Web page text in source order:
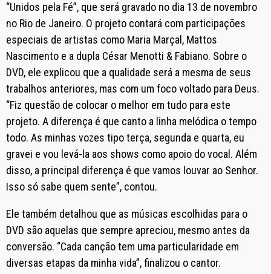
“Unidos pela Fé”, que será gravado no dia 13 de novembro
no Rio de Janeiro. O projeto contará com participações
especiais de artistas como Maria Marçal, Mattos
Nascimento e a dupla César Menotti & Fabiano. Sobre o
DVD, ele explicou que a qualidade será a mesma de seus
trabalhos anteriores, mas com um foco voltado para Deus.
“Fiz questão de colocar o melhor em tudo para este
projeto. A diferença é que canto a linha melódica o tempo
todo. As minhas vozes tipo terça, segunda e quarta, eu
gravei e vou levá-la aos shows como apoio do vocal. Além
disso, a principal diferença é que vamos louvar ao Senhor.
Isso só sabe quem sente”, contou.
Ele também detalhou que as músicas escolhidas para o
DVD são aquelas que sempre apreciou, mesmo antes da
conversão. “Cada canção tem uma particularidade em
diversas etapas da minha vida”, finalizou o cantor.